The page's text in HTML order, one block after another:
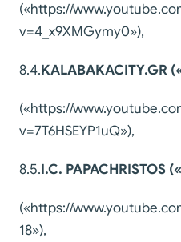
(«https://
v=4_x9XMGymy0»),
8.4.KALABAKACITY.GR
(«https://
v=7T6HSEYP1uQ»),
8.5.I.C. PAPACHRISTOS
(«https://
18»),